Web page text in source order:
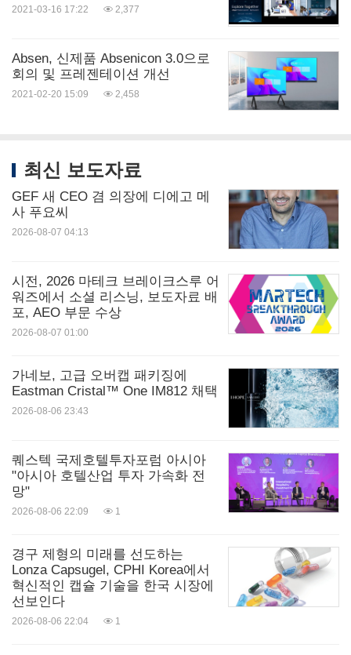
2021-03-16 17:22 2,377
Absen, 신제품 Absenicon 3.0으로
회의 및 프레젠테이션 개선
2021-02-20 15:09 2,458
최신 보도자료
GEF 새 CEO 겸 의장에 디에고 메
사 푸요씨
2026-08-07 04:13
시전, 2026 마테크 브레이크스루 어
워즈에서 소셜 리스닝, 보도자료 배
포, AEO 부문 수상
2026-08-07 01:00
가네보, 고급 오버캡 패키징에
Eastman Cristal™ One IM812 채택
2026-08-06 23:43
퀘스텍 국제호텔투자포럼 아시아
"아시아 호텔산업 투자 가속화 전
망"
2026-08-06 22:09 1
경구 제형의 미래를 선도하는
Lonza Capsugel, CPHI Korea에서
혁신적인 캡슐 기술을 한국 시장에
선보인다
2026-08-06 22:04 1